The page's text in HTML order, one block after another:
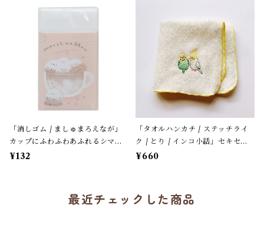
月グッズ＊1個【大人気!】
在庫限り】
「消しゴム / ましゅまろえなが」
カップにふわふわあふれるシマエ
ナガ / カフェオレ色 / クーリア
¥132
「タオルハンカチ / ステッチライ
ク / とり / インコ小話」セキセイ
＆オカメ / 小鳥刺繍のハンドタオ
¥660
最近チェックした商品